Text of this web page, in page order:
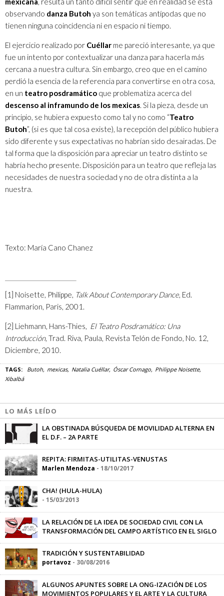
observando danza Butoh ya son temáticas antípodas que no
tienen ninguna coincidencia ni en espacio ni tiempo.
El ejercicio realizado por Cuéllar me pareció interesante, ya que
fue un intento por contextualizar una danza para hacerla más
cercana a nuestra cultura. Sin embargo, creo que en el camino
perdió la esencia de la referencia para convertirse en otra cosa,
en un teatro posdramático que problematiza acerca del
descenso al inframundo de los mexicas. Si la pieza, desde un
principio, se hubiera expuesto como tal y no como “Teatro
Butoh”, (si es que tal cosa existe), la recepción del público hubiera
sido diferente y sus expectativas no habrían sido desairadas. De
tal forma que la disposición para apreciar un teatro distinto se
habría hecho presente. Disposición para un teatro que refleja las
necesidades de nuestra sociedad y no de otra distinta a la
nuestra.
Texto: María Cano Chanez
[1] Noisette, Philippe, Talk About Contemporary Dance, Ed.
Flammarion, Paris, 2001.
[2] Liehmann, Hans-Thies, El Teatro Posdramático: Una
Introducción, Trad. Riva, Paula, Revista Telón de Fondo, No. 12,
Diciembre, 2010.
TAGS: Butoh mexicas Natalia Cuéllar Óscar Cornago Philippe Noisette
Xibalbá
LO MÁS LEÍDO
LA OBSTINADA BÚSQUEDA DE MOVILIDAD ALTERNA EN
EL D.F. – 2A PARTE
REPITA: FIRMITAS-UTILITAS-VENUSTAS
Marlen Mendoza - 18/10/2017
CHA! (HULA-HULA)
- 15/03/2013
LA RELACIÓN DE LA IDEA DE SOCIEDAD CIVIL CON LA
TRANSFORMACIÓN DEL CAMPO ARTÍSTICO EN EL SIGLO
Aline Hernández-18/02/2014
TRADICIÓN Y SUSTENTABILIDAD
portavoz - 30/08/2016
ALGUNOS APUNTES SOBRE LA ONG-IZACIÓN DE LOS
MOVIMIENTOS POPULARES Y EL ARTE Y LA CULTURA